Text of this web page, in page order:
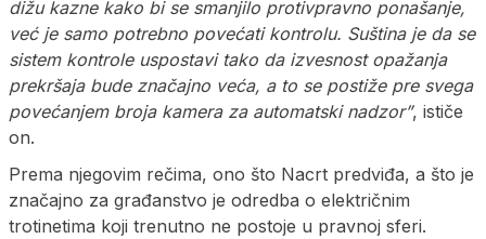
dižu kazne kako bi se smanjilo protivpravno ponašanje,
već je samo potrebno povećati kontrolu. Suština je da se
sistem kontrole uspostavi tako da izvesnost opažanja
prekršaja bude značajno veća, a to se postiže pre svega
povećanjem broja kamera za automatski nadzor”, ističe
on.
Prema njegovim rečima, ono što Nacrt predviđa, a što je
značajno za građanstvo je odredba o električnim
trotinetima koji trenutno ne postoje u pravnoj sferi.